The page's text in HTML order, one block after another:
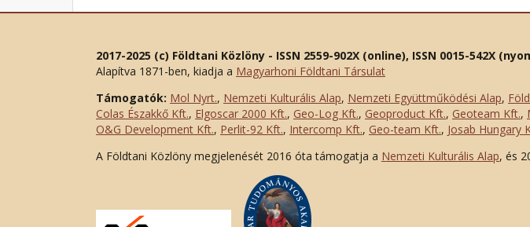
2017-2025 (c) Földtani Közlöny - ISSN 2559-902X (online), ISSN 0015-542X
Alapítva 1871-ben, kiadja a Magyarhoni Földtani Társulat
Támogatók: Mol Nyrt., Nemzeti Kulturális Alap, Nemzeti Együttműködési Alap,
Colas Északkő Kft., Elgoscar 2000 Kft., Geo-Log Kft., Geoproduct Kft., Geoteam Kft.,
O&G Development Kft., Perlit-92 Kft., Intercomp Kft., Geo-team Kft., Josab Hungary
A Földtani Közlöny megjelenését 2016 óta támogatja a Nemzeti Kulturális Alap, és